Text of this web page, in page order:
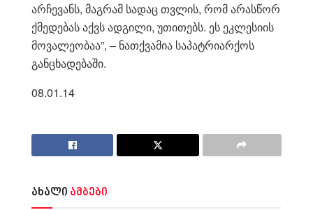
არჩევანს, მაგრამ სადაც თვლის, რომ არასწორ
ქმედებას აქვს ადგილი, უთითებს. ეს ეკლესიის
მოვალეობაა”, – ნათქვამია საპატრიარქოს
განცხადებაში.
08.01.14
ახალი ამბები